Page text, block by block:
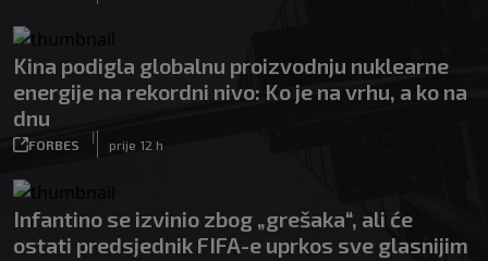
Kina podigla globalnu proizvodnju nuklearne
energije na rekordni nivo: Ko je na vrhu, a ko na
dnu
FORBES
|
prije 12 h
Infantino se izvinio zbog „grešaka“, ali će
ostati predsjednik FIFA-e uprkos sve glasnijim